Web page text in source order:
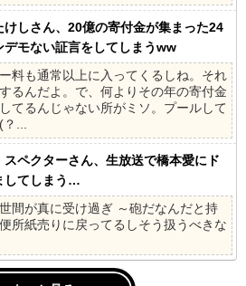
けしさん、20億の寄付金が集まった24
デモない証言をしてしまうww
料も通常以上に入ってくるしね。それ
るんだよ。で、何よりその年の寄付金
てるんじゃない所がミソ。プールして
？...
スペクターさん、生放送で橋本愛にド
してしまう…
間が真に受け過ぎ ～砲だなんだと持
所紙売りに戻ってるしそう扱うべきな